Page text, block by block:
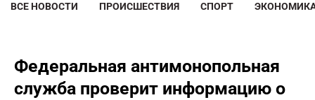
ВСЕ НОВОСТИ ПРОИСШЕСТВИЯ СПОРТ
Федеральная антимонопольная
служба проверит информацию о